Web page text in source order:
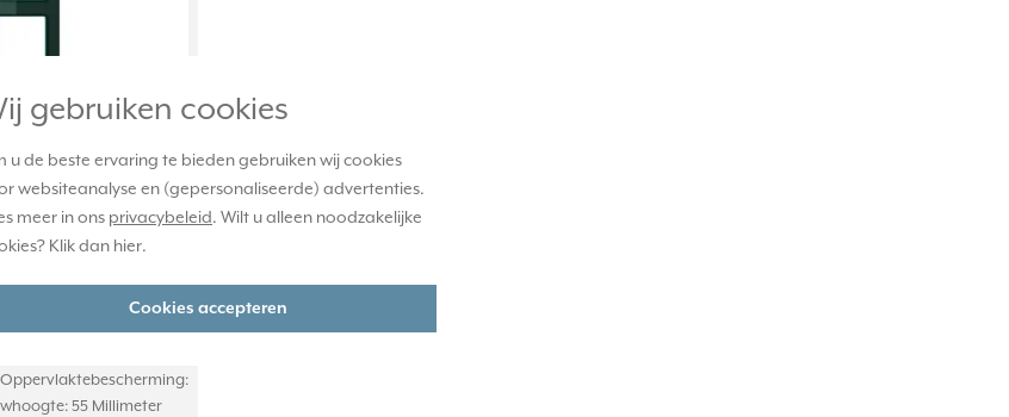
gebruiken cookies
u de beste ervaring te bieden gebruiken wij cookies
websiteanalyse en (gepersonaliseerde) advertenties.
meer in ons privacybeleid. Wilt u alleen noodzakelijke
Klik dan hier.
Cookies accepteren
84 Millimeter (mm)
368 Millimeter (mm)
Aantal eenheden: 5
55 Millimeter